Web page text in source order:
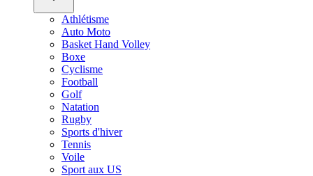
Athlétisme
Auto Moto
Basket Hand Volley
Boxe
Cyclisme
Football
Golf
Natation
Rugby
Sports d'hiver
Tennis
Voile
Sport aux US